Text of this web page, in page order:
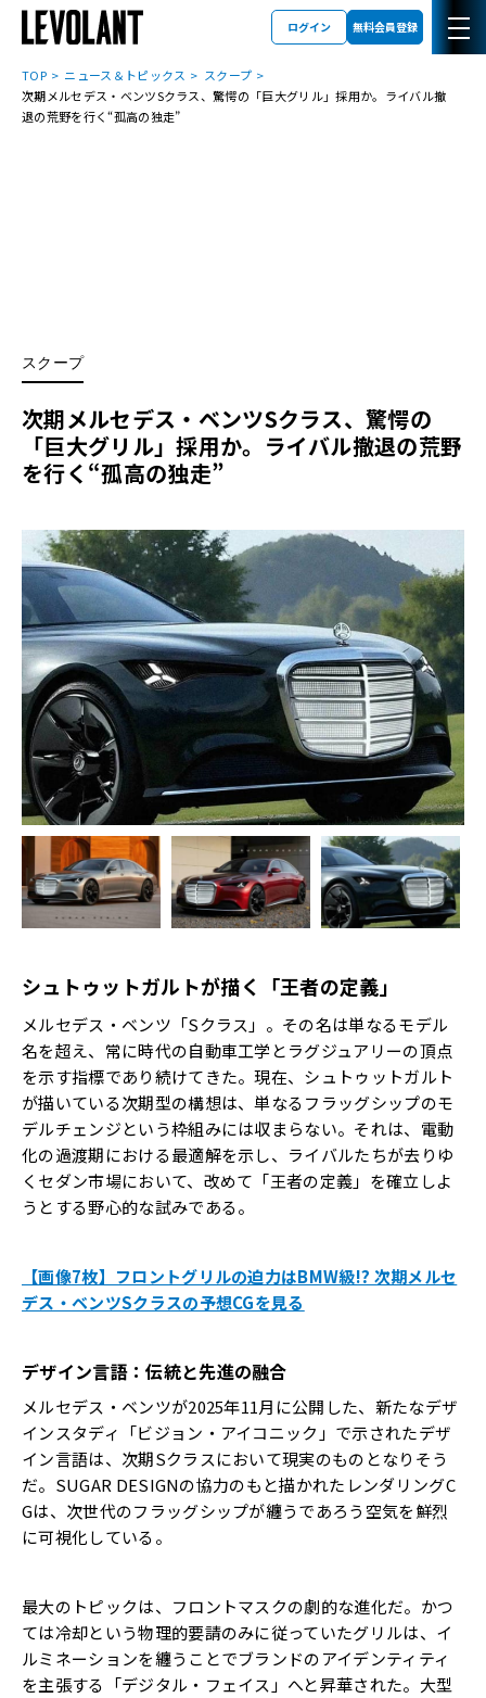
ログイン 無料会員登録
TOP ニュース＆トピックス
スクープ
次期メルセデス・ベンツSクラス、驚愕の「巨大グリル」採用か。ライバル撤
退の荒野を行く“孤高の独走”
スクープ
次期メルセデス・ベンツSクラス、驚愕の
「巨大グリル」採用か。ライバル撤退の荒野
を行く“孤高の独走”
シュトゥットガルトが描く「王者の定義」
メルセデス・ベンツ「Sクラス」。その名は単なるモデル
名を超え、常に時代の自動車工学とラグジュアリーの頂点
を示す指標であり続けてきた。現在、シュトゥットガルト
が描いている次期型の構想は、単なるフラッグシップのモ
デルチェンジという枠組みには収まらない。それは、電動
化の過渡期における最適解を示し、ライバルたちが去りゆ
くセダン市場において、改めて「王者の定義」を確立しよ
うとする野心的な試みである。
【画像7枚】フロントグリルの迫力はBMW級!? 次期メルセ
デス・ベンツSクラスの予想CGを見る
デザイン言語：伝統と先進の融合
メルセデス・ベンツが2025年11月に公開した、新たなデザ
インスタディ「ビジョン・アイコニック」で示されたデザ
イン言語は、次期Sクラスにおいて現実のものとなりそう
だ。SUGAR DESIGNの協力のもと描かれたレンダリングC
Gは、次世代のフラッグシップが纏うであろう空気を鮮烈
に可視化している。
最大のトピックは、フロントマスクの劇的な進化だ。かつ
ては冷却という物理的要請のみに従っていたグリルは、イ
ルミネーションを纏うことでブランドのアイデンティティ
を主張する「デジタル・フェイス」へと昇華された。大型